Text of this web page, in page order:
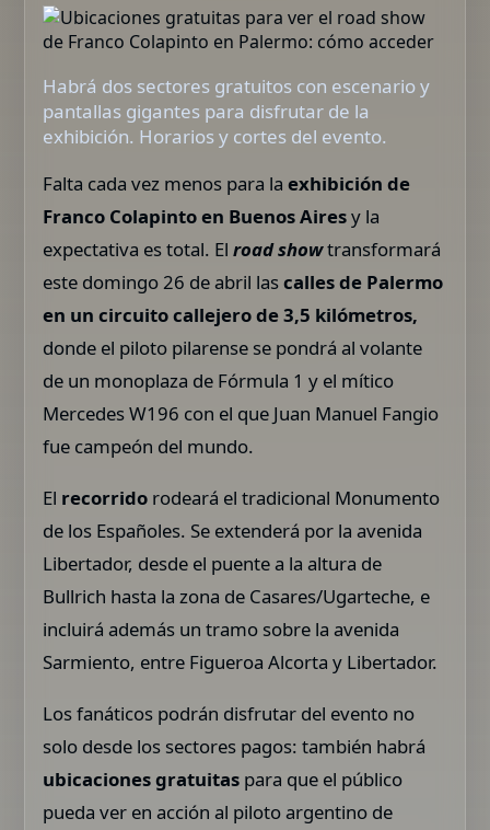
Habrá dos sectores gratuitos con escenario y
pantallas gigantes para disfrutar de la
exhibición. Horarios y cortes del evento.
Falta cada vez menos para laexhibición de
Franco Colapinto en Buenos Airesy la
expectativa es total. Elroad showtransformará
este domingo 26 de abril lascalles de Palermo
en un circuito callejero de 3,5 kilómetros,
donde el piloto pilarense se pondrá al volante
de un monoplaza de Fórmula 1 y el mítico
Mercedes W196 con el que Juan Manuel Fangio
fue campeón del mundo.
El recorrido rodeará el tradicional Monumento
de los Españoles. Se extenderá por la avenida
Libertador, desde el puente a la altura de
Bullrich hasta la zona de Casares/Ugarteche, e
incluirá además un tramo sobre la avenida
Sarmiento, entre Figueroa Alcorta y Libertador.
Los fanáticos podrán disfrutar del evento no
solo desde los sectores pagos: también habrá
ubicaciones gratuitas para que el público
pueda ver en acción al piloto argentino de